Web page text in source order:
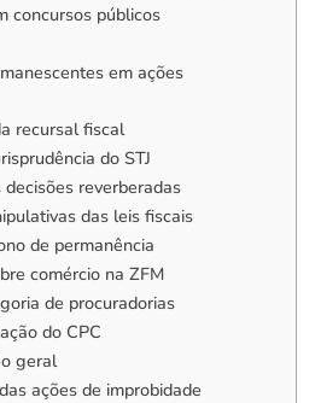
concursos públicos
em ações
recursal fiscal
do STJ
reverberadas
das leis fiscais
de permanência
comércio na ZFM
de procuradorias
do CPC
geral
ações de improbidade